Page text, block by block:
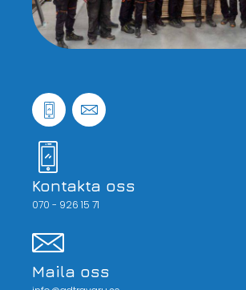
Kontakta oss
070 - 926 15 71
Maila oss